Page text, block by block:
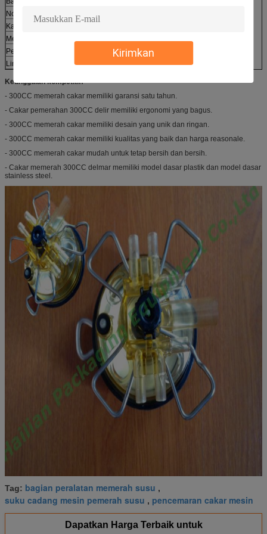
Kirimkan
Nomor model
HL-M04 Delavel
Kapasitas
Mendasarkan
Penutup
penutup transparan
Liner
Model 009
Keunggulan kompetitif:
- 300CC memerah cakar memiliki garansi satu tahun.
- Cakar pemerahan 300CC delir memiliki ergonomi yang bagus.
- 300CC memerah cakar memiliki desain yang unik dan ringan.
- 300CC memerah cakar memiliki kualitas yang baik dan harga reasonale.
- 300CC memerah cakar mudah untuk tetap bersih dan bersih.
- Cakar memerah 300CC delmar memiliki model dasar plastik dan model dasar
stainless steel.
Tag: bagian peralatan memerah susu ,
suku cadang mesin pemerah susu , pencemaran cakar mesin
Dapatkan Harga Terbaik untuk